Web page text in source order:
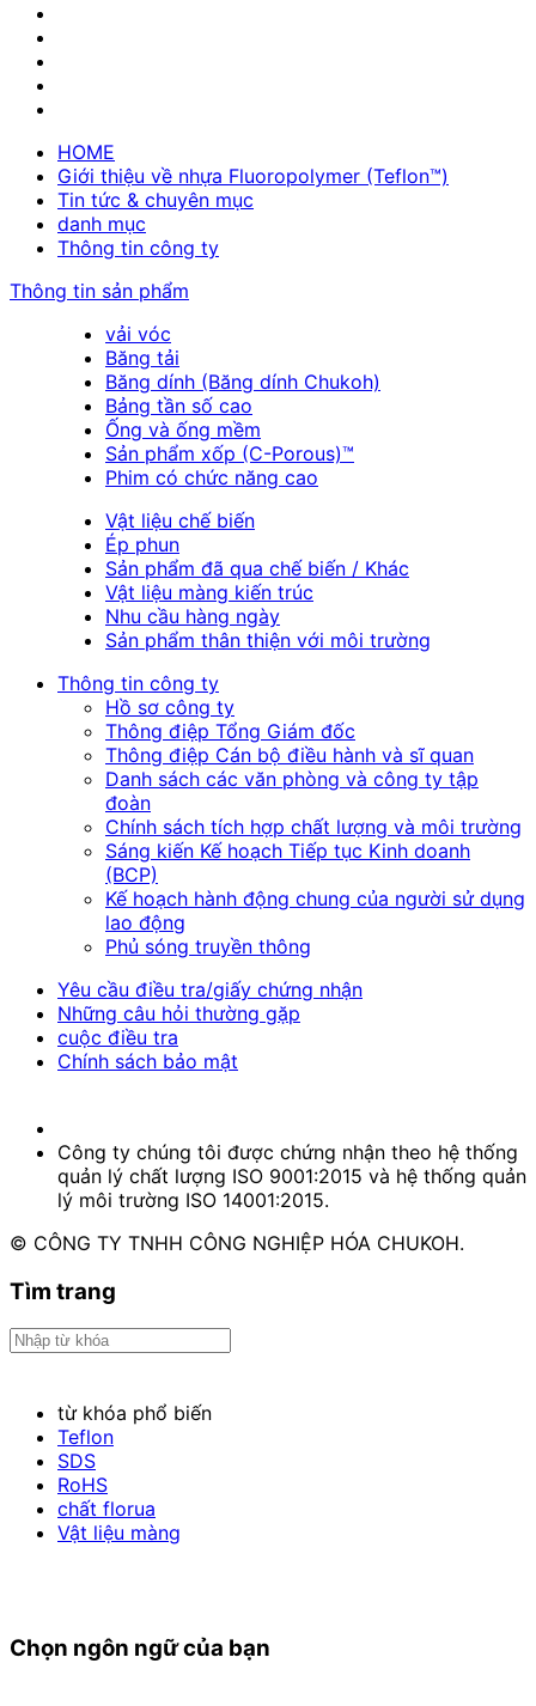
HOME
Giới thiệu về nhựa Fluoropolymer (Teflon™)
Tin tức & chuyên mục
danh mục
Thông tin công ty
Thông tin sản phẩm
vải vóc
Băng tải
Băng dính (Băng dính Chukoh)
Bảng tần số cao
Ống và ống mềm
Sản phẩm xốp (C-Porous)™
Phim có chức năng cao
Vật liệu chế biến
Ép phun
Sản phẩm đã qua chế biến / Khác
Vật liệu màng kiến trúc
Nhu cầu hàng ngày
Sản phẩm thân thiện với môi trường
Thông tin công ty
Hồ sơ công ty
Thông điệp Tổng Giám đốc
Thông điệp Cán bộ điều hành và sĩ quan
Danh sách các văn phòng và công ty tập
đoàn
Chính sách tích hợp chất lượng và môi trường
Sáng kiến Kế hoạch Tiếp tục Kinh doanh
(BCP)
Kế hoạch hành động chung của người sử dụng
lao động
Phủ sóng truyền thông
Yêu cầu điều tra/giấy chứng nhận
Những câu hỏi thường gặp
cuộc điều tra
Chính sách bảo mật
Công ty chúng tôi được chứng nhận theo hệ thống
quản lý chất lượng ISO 9001:2015 và hệ thống quản
lý môi trường ISO 14001:2015.
© CÔNG TY TNHH CÔNG NGHIỆP HÓA CHUKOH.
Tìm trang
từ khóa phổ biến
Teflon
SDS
RoHS
chất florua
Vật liệu màng
Chọn ngôn ngữ của bạn